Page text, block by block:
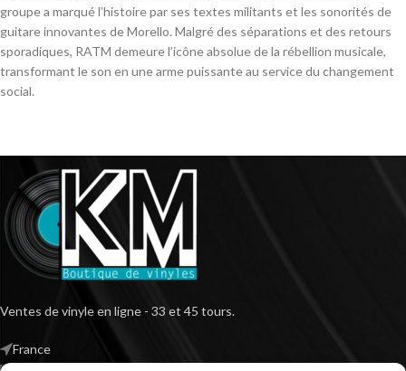
groupe a marqué l’histoire par ses textes militants et les sonorités de
guitare innovantes de Morello. Malgré des séparations et des retours
sporadiques, RATM demeure l’icône absolue de la rébellion musicale,
transformant le son en une arme puissante au service du changement
social.
Ventes de vinyle en ligne - 33 et 45 tours.
France